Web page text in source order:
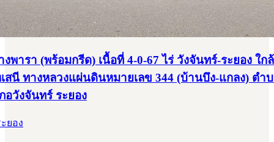
พารา (พร้อมกรีด) เนื้อที่ 4-0-67 ไร่ วังจันทร์-ระยอง ใก
สนี ทางหลวงแผ่นดินหมายเลข 344 (บ้านบึง-แกลง) ตำ
อวังจันทร์ ระยอง
ยอง